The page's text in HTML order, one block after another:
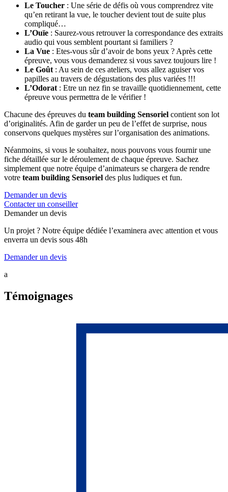
Le Toucher : Une série de défis où vous comprendrez vite
qu’en retirant la vue, le toucher devient tout de suite plus
compliqué…
L’Ouïe : Saurez-vous retrouver la correspondance des extraits
audio qui vous semblent pourtant si familiers ?
La Vue : Etes-vous sûr d’avoir de bons yeux ? Après cette
épreuve, vous vous demanderez si vous savez toujours lire !
Le Goût : Au sein de ces ateliers, vous allez aguiser vos
papilles au travers de dégustations des plus variées !!!
L’Odorat : Etre un nez fin se travaille quotidiennement, cette
épreuve vous permettra de le vérifier !
Chacune des épreuves du team building Sensoriel contient son lot
d’originalités. Afin de garder un peu de l’effet de surprise, nous
conservons quelques mystères sur l’organisation des animations.
Néanmoins, si vous le souhaitez, nous pouvons vous fournir une
fiche détaillée sur le déroulement de chaque épreuve. Sachez
simplement que notre équipe d’animateurs se chargera de rendre
votre team building Sensoriel des plus ludiques et fun.
Demander un devis
Contacter un conseiller
Demander un devis
Un projet ? Notre équipe dédiée l’examinera avec attention et vous
enverra un devis sous 48h
Demander un devis
a
Témoignages